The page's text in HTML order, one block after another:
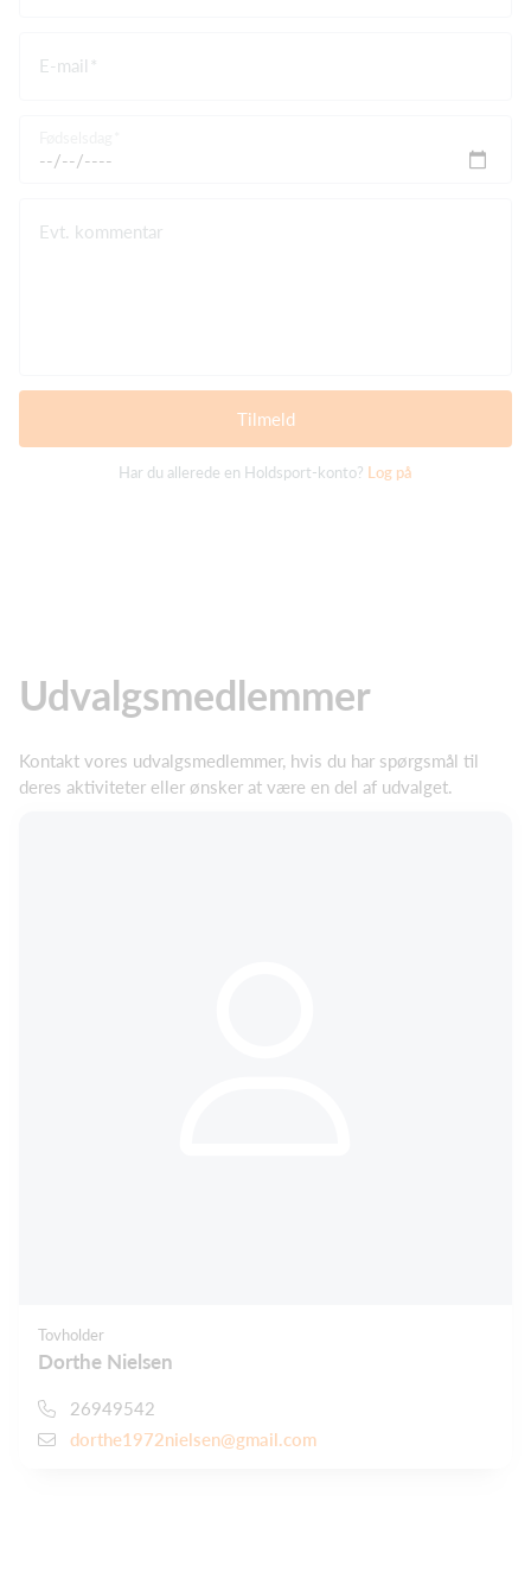
E-mail
Evt. kommentar
Tilmeld
Har du allerede en Holdsport-konto? Log på
Udvalgsmedlemmer
Kontakt vores udvalgsmedlemmer, hvis du har spørgsmål til
deres aktiviteter eller ønsker at være en del af udvalget.
Tovholder
Dorthe Nielsen
26949542
dorthe1972nielsen@gmail.com